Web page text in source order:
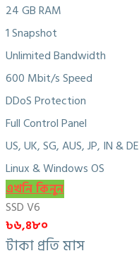
24 GB RAM
1 Snapshot
Unlimited Bandwidth
600 Mbit/s Speed
DDoS Protection
Full Control Panel
US, UK, SG, AUS, JP, IN & DE
Linux & Windows OS
এখনি কিনুন
SSD V6
৳৬,৪৮০
টাকা প্রতি মাস